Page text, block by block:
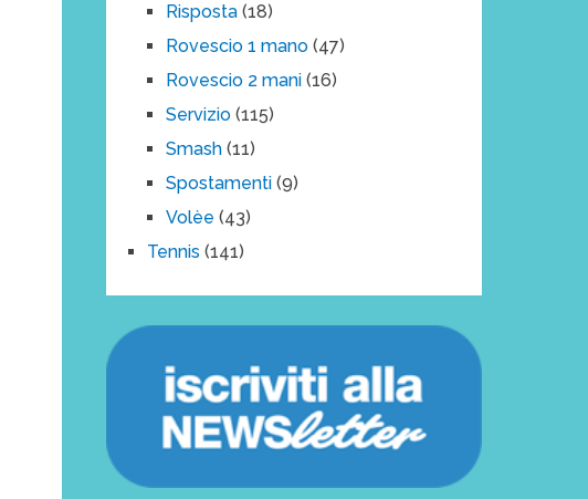
Risposta (18)
Rovescio 1 mano (47)
Rovescio 2 mani (16)
Servizio (115)
Smash (11)
Spostamenti (9)
Volèe (43)
Tennis (141)